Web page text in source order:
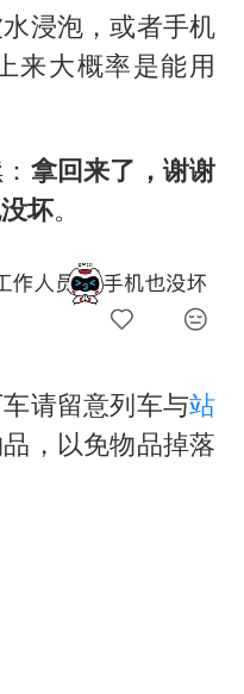
浸泡，或者手机
来大概率是能用
拿回来了，谢谢
坏。
请留意列车与站
，以免物品掉落